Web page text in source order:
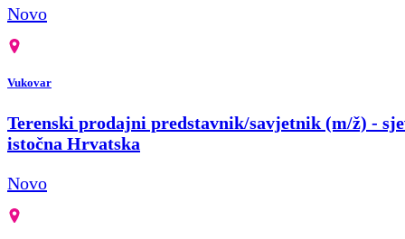
Novo
Vukovar
Terenski prodajni predstavnik/savjetnik (m/ž) -
istočna Hrvatska
Novo